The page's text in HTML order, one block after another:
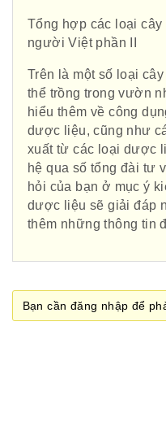
Tổng hợp các loại cây
người Việt phần II
Trên là một số loại
thể trồng trong vườn
hiểu thêm về công
dược liệu, cũng như
xuất từ các loại dược
hệ qua số tổng đài tư
hỏi của bạn ở mục ý
dược liệu sẽ giải đáp
thêm những thông tin
Bạn cần đăng nhập để
Phái
Việt Nam
Hiệp hội
Nam
BYT